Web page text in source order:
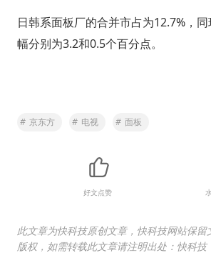
日韩系面板厂的合并市占为12.7%，
幅分别为3.2和0.5个百分点。
# 京东方 # 电视 # 面板
好文点赞
此文章为快科技原创文章，快科技网站保留
版权，如需转载此文章请注明出处：快科技